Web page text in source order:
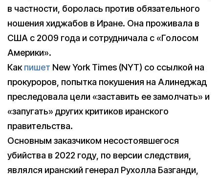
в частности, боролась против обязательного
ношения хиджабов в Иране. Она проживала в
США с 2009 года и сотрудничала с «Голосом
Америки».
Какпишет New York Times (NYT) со ссылкой на
прокуроров, попытка покушения на Алинеджад
преследовала цели «заставить ее замолчать» и
«запугать» других критиков иранского
правительства.
Основным заказчиком несостоявшегося
убийства в 2022 году, по версии следствия,
являлся иранский генерал Рухолла Базганди,